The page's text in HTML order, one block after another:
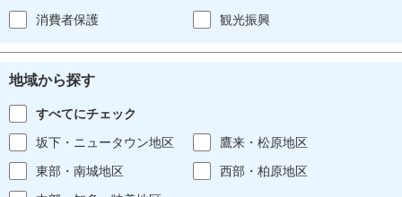
消費者保護
観光振興
地域から探す
すべてにチェック
坂下・ニュータウン地区
鷹来・松原地区
東部・南城地区
西部・柏原地区